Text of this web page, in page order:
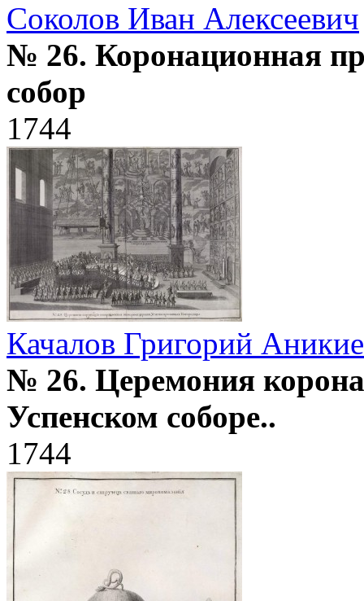
Соколов Иван Алексеевич
№ 26. Коронационная
собор
1744
Качалов Григорий
№ 26. Церемония
Успенском соборе..
1744